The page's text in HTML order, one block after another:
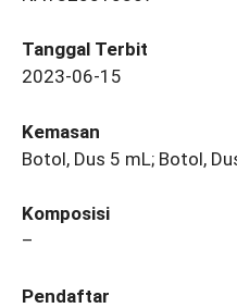
Tanggal Terbit
2023-06-15
Kemasan
Botol, Dus 5 mL; Botol,
Komposisi
–
Pendaftar